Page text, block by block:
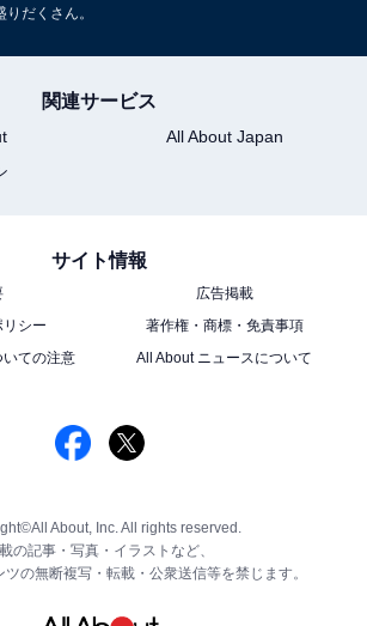
だくさん。
関連サービス
All About Japan
サイト情報
広告掲載
シー
著作権・商標・免責事項
ての注意
All About ニュースについて
About, Inc. All rights reserved.
の記事・写真・イラストなど、
の無断複写・転載・公衆送信等を禁じます。